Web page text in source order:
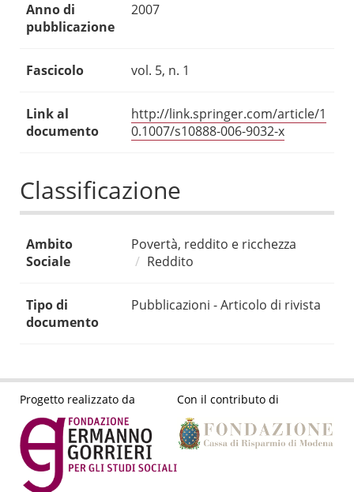
Anno di
pubblicazione
2007
Fascicolo vol. 5, n. 1
Link al
documento
http://link.springer.com/article/1
0.1007/s10888-006-9032-x
Classificazione
Ambito
Sociale
Povertà, reddito e ricchezza
Reddito
Tipo di
documento
Pubblicazioni - Articolo di rivista
Progetto realizzato da Con il contributo di